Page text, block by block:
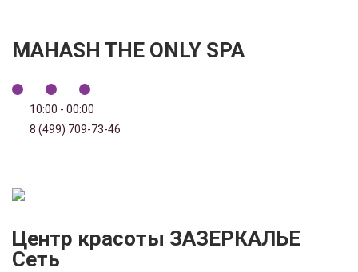
MAHASH THE ONLY SPA
10:00 - 00:00
8 (499) 709-73-46
Центр красоты ЗАЗЕРКАЛЬЕ
Сеть